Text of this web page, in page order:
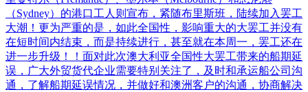
（Sydney）的港口工人则宣布，紧随布里斯班，陆续加入罢工
大潮！更为严重的是，如此全国性，影响重大的大罢工并没有
在短时间内结束，而是持续进行，甚至就在本周一，罢工还在
进一步升级！！面对此次澳大利亚全国性大罢工带来的船期延
误，广大外贸货代企业需要特别关注了，及时和承运船公司沟
通，了解船期延误情况，并做好和澳洲客户的沟通，协商解决